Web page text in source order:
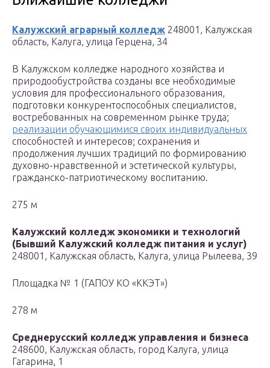
Калужский аграрный колледж 248001, Калужская
область, Калуга, улица Герцена, 34
В Калужском колледже народного хозяйства и
природообустройства созданы все необходимые
условия для профессионального образования,
подготовки конкурентоспособных специалистов,
востребованных на современном рынке труда;
реализации обучающимися своих индивидуальных
способностей и интересов; сохранения и
продолжения лучших традиций по формированию
духовно-нравственной и эстетической культуры,
гражданско-патриотическому воспитанию.
275 м
Калужский колледж экономики и технологий
(Бывший Калужский колледж питания и услуг)
248001, Калужская область, Калуга, улица Рылеева, 39
Площадка № 1 (ГАПОУ КО «ККЭТ»)
278 м
Среднерусский колледж управления и бизнеса
248600, Калужская область, город Калуга, улица
Гагарина, 1